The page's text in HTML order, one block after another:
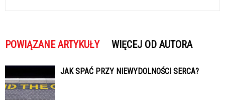
POWIĄZANE ARTYKUŁY WIĘCEJ OD AUTORA
JAK SPAĆ PRZY NIEWYDOLNOŚCI SERCA?